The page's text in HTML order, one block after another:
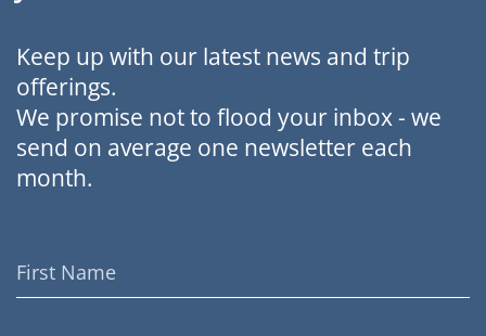
Keep up with our latest news and trip
offerings.
We promise not to flood your inbox - we
send on average one newsletter each
month.
Name